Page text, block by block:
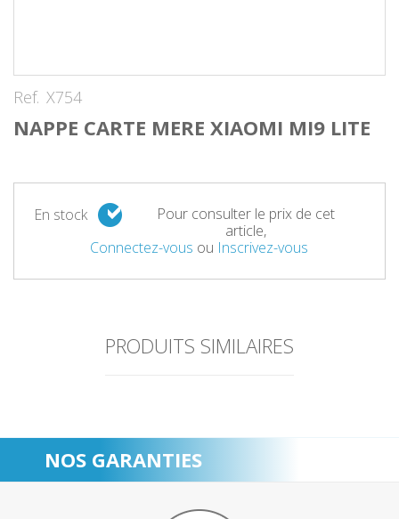
Ref. X754
NAPPE CARTE MERE XIAOMI MI9 LITE
En stock
Pour consulter le prix de cet
article,
Connectez-vous ou Inscrivez-vous
PRODUITS SIMILAIRES
NOS GARANTIES